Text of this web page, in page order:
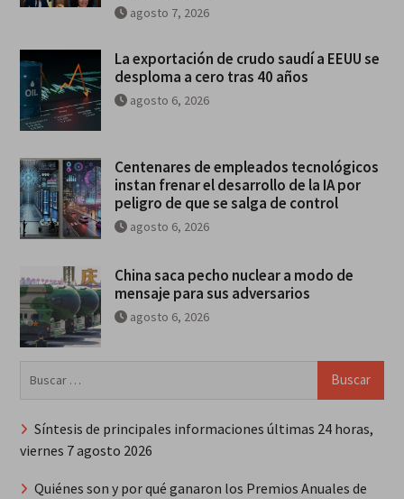
agosto 7, 2026
La exportación de crudo saudí a EEUU se
desploma a cero tras 40 años
agosto 6, 2026
Centenares de empleados tecnológicos
instan frenar el desarrollo de la IA por
peligro de que se salga de control
agosto 6, 2026
China saca pecho nuclear a modo de
mensaje para sus adversarios
agosto 6, 2026
Síntesis de principales informaciones últimas 24 horas,
viernes 7 agosto 2026
Quiénes son y por qué ganaron los Premios Anuales de